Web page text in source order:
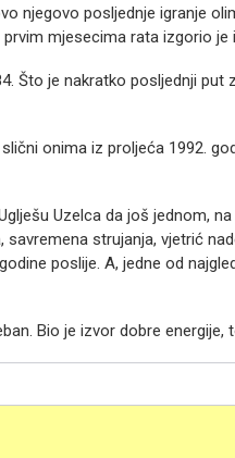
njegovo posljednje igranje
mjesecima rata izgorio je
Što je nakratko posljednji put
onima iz proljeća 1992.
Uzelca da još jednom,
strujanja, vjetrić
poslije. A, jedne od
Bio je izvor dobre energije,